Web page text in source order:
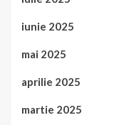
iunie 2025
mai 2025
aprilie 2025
martie 2025